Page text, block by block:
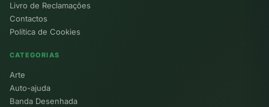
Livro de Reclamações
Contactos
Política de Cookies
CATEGORIAS
Arte
Auto-ajuda
Banda Desenhada